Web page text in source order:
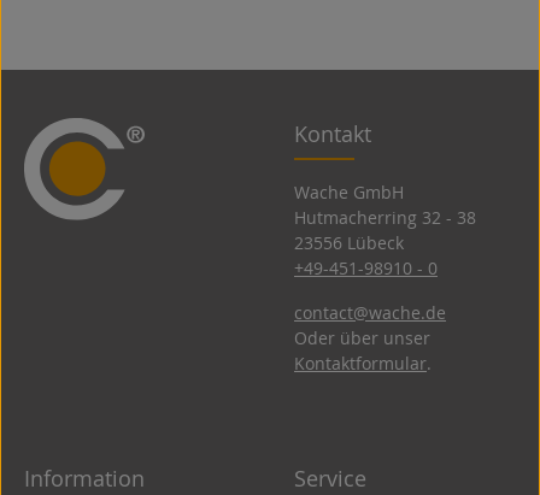
Kontakt
Wache GmbH
Hutmacherring 32 ­- 38
23556 Lübeck
+49-451-98910 - 0
contact@wache.de
Oder über unser
Kontaktformular.
Information Service